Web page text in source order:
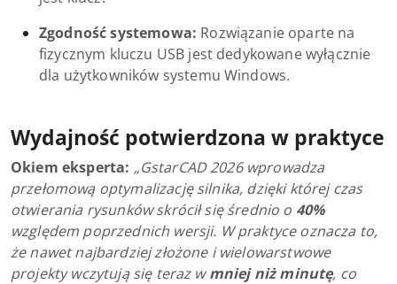
Zgodność systemowa: Rozwiązanie oparte na
fizycznym kluczu USB jest dedykowane wyłącznie
dla użytkowników systemu Windows.
Wydajność potwierdzona w praktyce
Okiem eksperta: „GstarCAD 2026 wprowadza
przełomową optymalizację silnika, dzięki której czas
otwierania rysunków skrócił się średnio o 40%
względem poprzednich wersji. W praktyce oznacza to,
że nawet najbardziej złożone i wielowarstwowe
projekty wczytują się teraz wmniej niż minutę, co